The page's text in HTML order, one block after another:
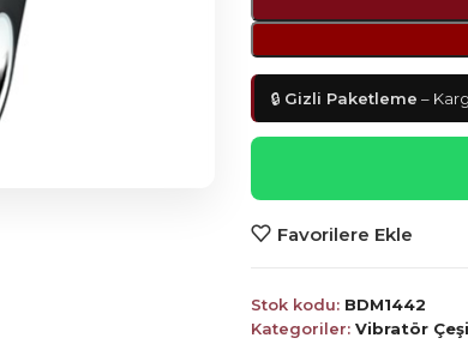
🔒 Gizli Paketleme –
Favorilere Ekle
Stok kodu: BDM1442
Kategoriler: Vibratör